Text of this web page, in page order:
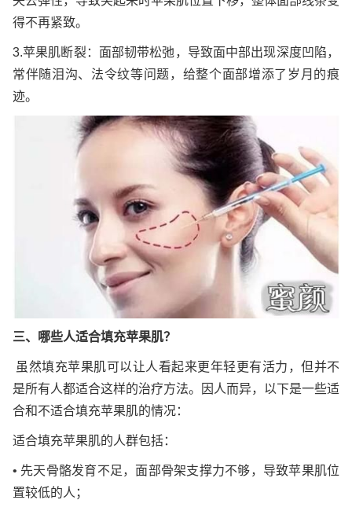
得不再紧致。
3.苹果肌断裂：面部韧带松弛，导致面中部出现深度凹陷，
常伴随泪沟、法令纹等问题，给整个面部增添了岁月的痕
迹。
三、哪些人适合填充苹果肌？
虽然填充苹果肌可以让人看起来更年轻更有活力，但并不
是所有人都适合这样的治疗方法。因人而异，以下是一些适
合和不适合填充苹果肌的情况：
适合填充苹果肌的人群包括：
• 先天骨骼发育不足，面部骨架支撑力不够，导致苹果肌位
置较低的人；